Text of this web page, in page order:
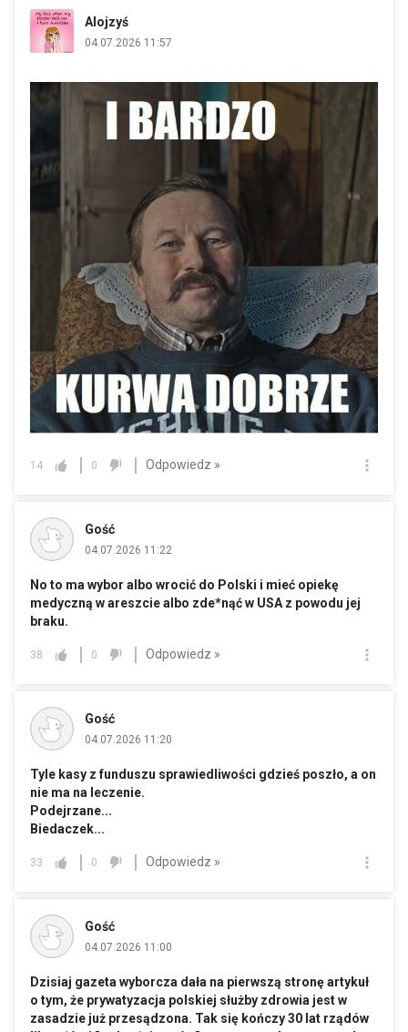
Alojzyś
04.07.2026 11:57
14 0 Odpowiedz »
Gość
04.07.2026 11:22
No to ma wybor albo wrocić do Polski i mieć opiekę
medyczną w areszcie albo zde*nąć w USA z powodu jej
braku.
38 0 Odpowiedz »
Gość
04.07.2026 11:20
Tyle kasy z funduszu sprawiedliwości gdzieś poszło, a on
nie ma na leczenie.
Podejrzane...
Biedaczek...
33 0 Odpowiedz »
Gość
04.07.2026 11:00
Dzisiaj gazeta wyborcza dała na pierwszą stronę artykuł
o tym, że prywatyzacja polskiej służby zdrowia jest w
zasadzie już przesądzona. Tak się kończy 30 lat rządów